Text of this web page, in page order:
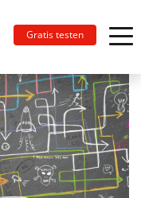
Gratis testen